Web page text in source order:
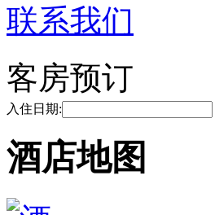
联系我们
客房预订
入住日期:
酒店地图